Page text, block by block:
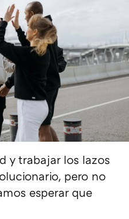
y trabajar los lazos
pero no
esperar que